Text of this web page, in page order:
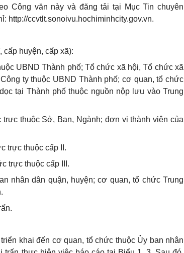
Công văn này và đăng tải tại Mục Tin chuyên
http://ccvtlt.sonoivu.hochiminhcity.gov.vn.
cấp huyện, cấp xã):
UBND Thành phố; Tổ chức xã hội, Tổ chức xã
ty thuộc UBND Thành phố; cơ quan, tổ chức
tại Thành phố thuộc nguồn nộp lưu vào Trung
thuộc Sở, Ban, Ngành; đơn vị thành viên của
trực thuộc cấp II.
trực thuộc cấp III.
nhân dân quận, huyện; cơ quan, tổ chức Trung
khai đến cơ quan, tổ chức thuộc Ủy ban nhân